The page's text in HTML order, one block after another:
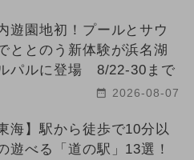
遊園地初！プールとサウ
ととのう新体験が浜名湖
パルに登場 8/22-30まで
2026-08-07
東海】駅から徒歩で10分以
遊べる「道の駅」13選！